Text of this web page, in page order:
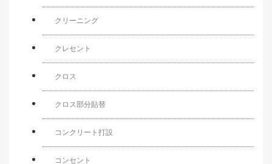
クリーニング
クレセント
クロス
クロス部分貼替
コンクリート打設
コンセント